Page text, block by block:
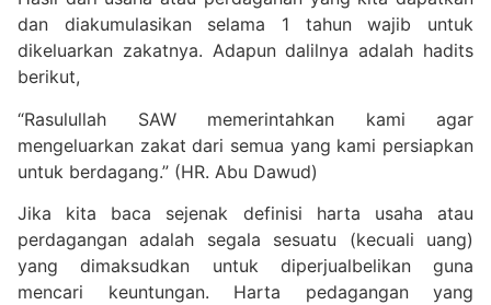
dan diakumulasikan selama 1 tahun wajib untuk
dikeluarkan zakatnya. Adapun dalilnya adalah hadits
berikut,
“Rasulullah SAW memerintahkan kami agar
mengeluarkan zakat dari semua yang kami persiapkan
untuk berdagang.” (HR. Abu Dawud)
Jika kita baca sejenak definisi harta usaha atau
perdagangan adalah segala sesuatu (kecuali uang)
yang dimaksudkan untuk diperjualbelikan guna
mencari keuntungan. Harta pedagangan yang